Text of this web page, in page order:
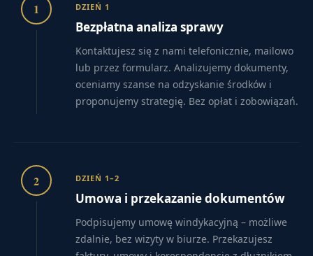
1 DZIEŃ 1
Bezpłatna analiza sprawy
Kontaktujesz się z nami telefonicznie, mailowo
lub przez formularz. Analizujemy dokumenty,
oceniamy szanse na odzyskanie środków i
proponujemy strategię. Bez opłat i zobowiązań.
2 DZIEŃ 1–2
Umowa i przekazanie dokumentów
Podpisujemy umowę windykacyjną – możliwe
zdalnie, bez wizyty w biurze. Przekazujesz